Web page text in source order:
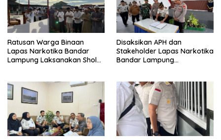
Ratusan Warga Binaan
Lapas Narkotika Bandar
Lampung Laksanakan Sholat
Disaksikan APH dan
Stakeholder Lapas Narkotika
Bandar Lampung
Halinar